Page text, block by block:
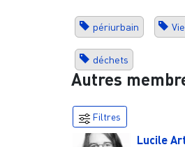
périurbain
déchets
Autres
Filtres
Lucile